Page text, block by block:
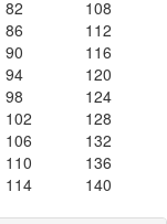
82
108
86
112
90
116
94
120
98
124
102
128
106
132
110
136
114 140